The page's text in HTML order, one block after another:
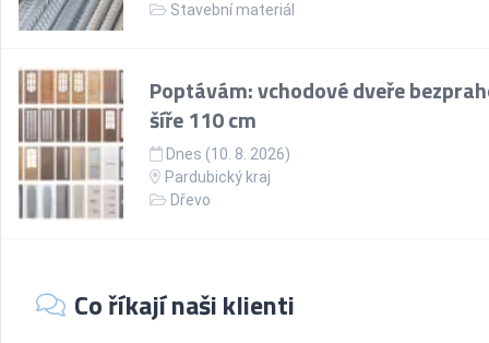
Stavební materiál
Poptávám: vchodové dveře
šíře 110 cm
Dnes (10. 8. 2026)
Pardubický kraj
Dřevo
Co říkají naši klienti